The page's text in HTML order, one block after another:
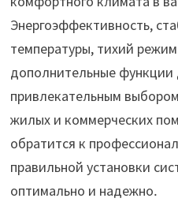
Энергоэффективность,
температуры, тихий
дополнительные функции
привлекательным
жилых и коммерческих
обратится к
правильной установки
оптимально и надежно․